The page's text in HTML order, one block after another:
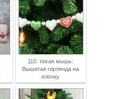
110. тихая мышь:
Вышитая гирлянда на
елочку